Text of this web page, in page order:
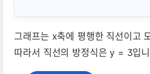
그래프는 x축에 평행한 직선이고
따라서 직선의 방정식은 y = 3입